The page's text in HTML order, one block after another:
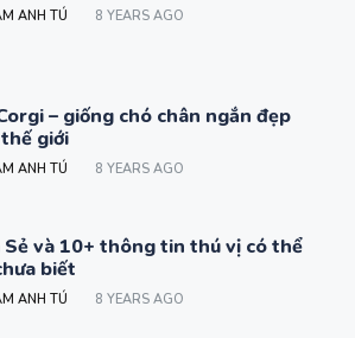
ANH TÚ 8 YEARS AGO
– giống chó chân ngắn đẹp
giới
ANH TÚ 8 YEARS AGO
Sẻ và 10+ thông tin thú vị có thể
biết
ANH TÚ 8 YEARS AGO